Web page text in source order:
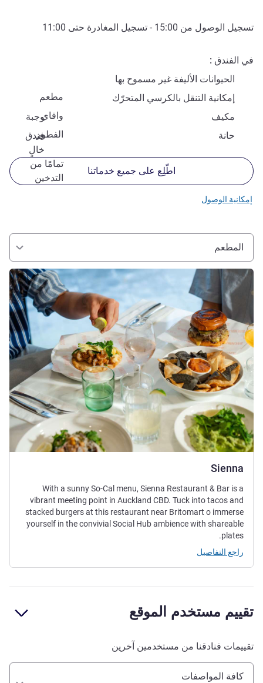
تسجيل الوصول من 15:00 - تسجيل المغادرة حتى 11:00
في الفندق
الحيوانات الأليفة غير مسموح بها
مطعم
إمكانية التنقل بالكرسي المتحرّك
وافاي
مكيف
وجبة
الفطور
حانة
فندق
خالٍ
تمامًا من
التدخين
اطّلِع على جميع خدماتنا
إمكانية الوصول
المطعم
Sienna
راجع التفاصيل
With a sunny So-Cal menu, Sienna Restaurant & Bar is a
vibrant meeting point in Auckland CBD. Tuck into tacos and
stacked burgers at this restaurant near Britomart o immerse
yourself in the convivial Social Hub ambience with shareable
plates.
راجع التفاصيل
تقييم مستخدم الموقع
تقييمات فنادقنا من مستخدمين آخرين
كافة المواصفات